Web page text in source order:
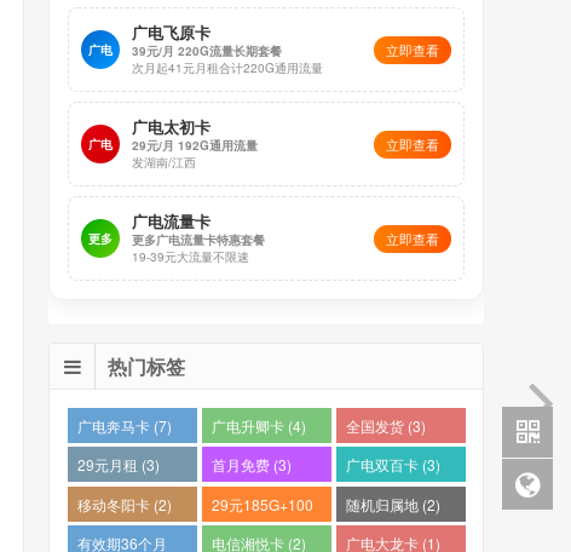
广电
广电飞原卡
39元/月 220G流量长期套餐
次月起41元月租合计220G通用流量
立即查看
广电
广电太初卡
29元/月 192G通用流量
发湖南/江西
立即查看
更多
广电流量卡
更多广电流量卡特惠套餐
19-39元大流量不限速
立即查看
热门标签
广电奔马卡 (7) 广电升卿卡 (4)
全国发货 (3)
29元月租 (3)
首月免费 (3)
广电双百卡 (3)
移动冬阳卡 (2)
29元185G+100
分钟 (2)
随机归属地 (2)
有效期36个月
电信湘悦卡 (2)
广电大龙卡 (1)